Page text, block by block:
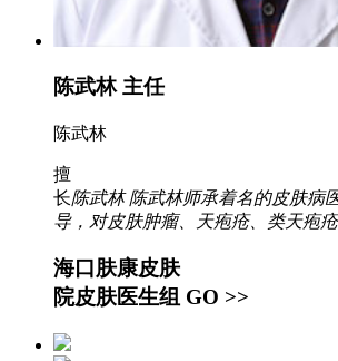
陈武林 主任
陈武林
擅
长陈武林 陈武林师承着名的皮肤病
导，对皮肤肿瘤、天疱疮、类天疱疮
海口肤康皮肤
院皮肤医生组 GO >>